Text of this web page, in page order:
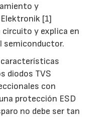
y
[1]
circuito y explica en
semiconductor.
características
diodos TVS
con
protección ESD
no debe ser tan